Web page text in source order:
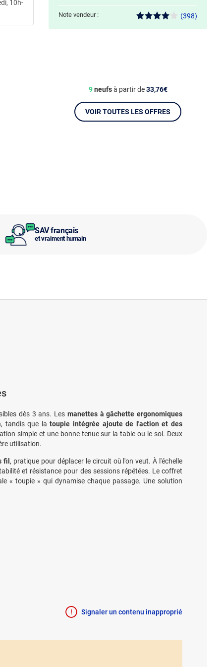
SAV français
et vraiment humain
10h-
Note vendeur : (398)
9neufsà partir de33,76€
VOIR TOUTES LES OFFRES
dès 3 ans. Les manettes à gâchette ergonomiques
tandis que latoupie intégrée ajoute de l'action et des
simple et une bonne tenue sur la table ou le sol. Deux
utilisation.
fil , pratique pour déplacer le circuit où l'on veut. À l'échelle
et résistance pour des sessions répétées. Le coffret
« toupie » qui dynamise chaque passage. Une solution
Signaler un contenu inapproprié